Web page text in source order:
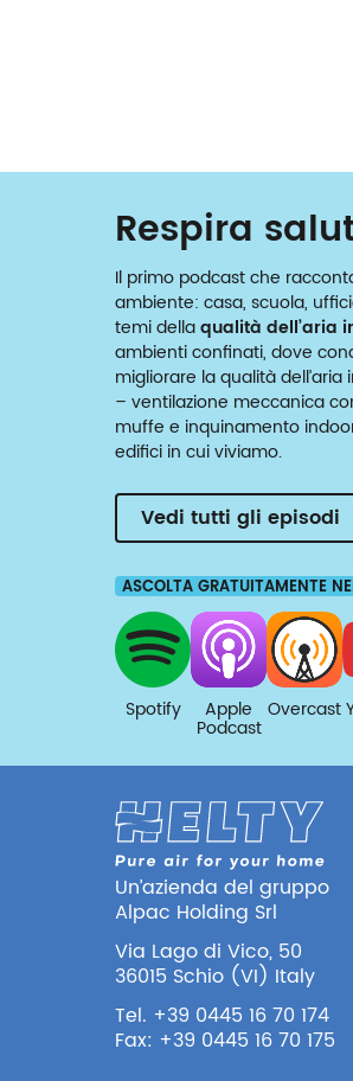
Respira
Il primo podcast che
ambiente: casa, scuola,
temi dellaqualità dell’aria
ambienti confinati, dove
migliorare la qualità
– ventilazione meccanica
muffe e inquinamento
edifici in cui viviamo.
Vedi tutti gli episodi
ASCOLTA GRATUITAMENTE
Spotify Apple
Podcast
Overcast
Un’azienda del gruppo
Alpac Holding Srl
Via Lago di Vico, 50
36015 Schio (VI) Italy
Tel. +39 0445 16 70 174
Fax: +39 0445 16 70 175